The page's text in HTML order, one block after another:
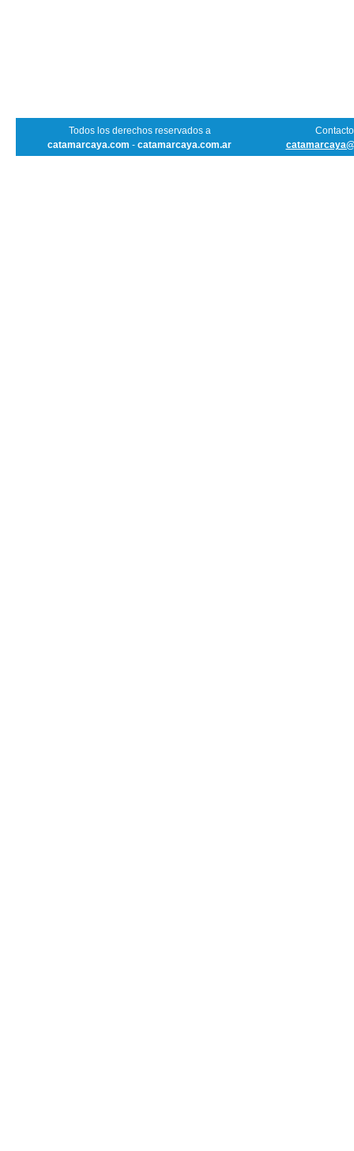
Todos los derechos reservados a
catamarcaya.com - catamarcaya.com.ar